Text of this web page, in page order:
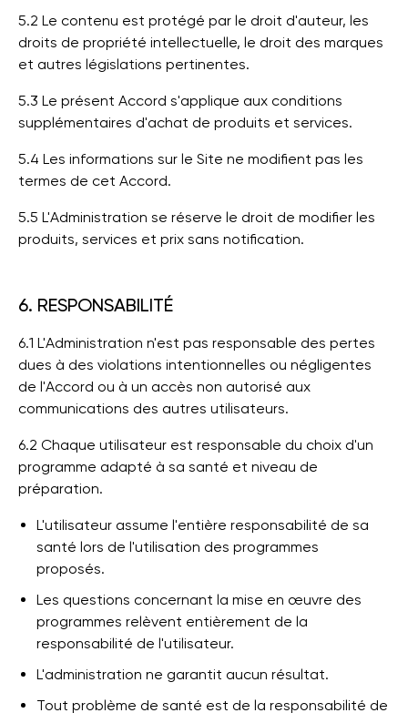
5.2 Le contenu est protégé par le droit d'auteur, les
droits de propriété intellectuelle, le droit des marques
et autres législations pertinentes.
5.3 Le présent Accord s'applique aux conditions
supplémentaires d'achat de produits et services.
5.4 Les informations sur le Site ne modifient pas les
termes de cet Accord.
5.5 L'Administration se réserve le droit de modifier les
produits, services et prix sans notification.
6. RESPONSABILITÉ
6.1 L'Administration n'est pas responsable des pertes
dues à des violations intentionnelles ou négligentes
de l'Accord ou à un accès non autorisé aux
communications des autres utilisateurs.
6.2 Chaque utilisateur est responsable du choix d'un
programme adapté à sa santé et niveau de
préparation.
L'utilisateur assume l'entière responsabilité de sa
santé lors de l'utilisation des programmes
proposés.
Les questions concernant la mise en œuvre des
programmes relèvent entièrement de la
responsabilité de l'utilisateur.
L'administration ne garantit aucun résultat.
Tout problème de santé est de la responsabilité de